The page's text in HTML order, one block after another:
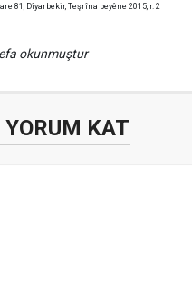
81, Dîyarbekir, Teşrîna peyêne 2015, r. 2
okunmuştur
YORUM KAT